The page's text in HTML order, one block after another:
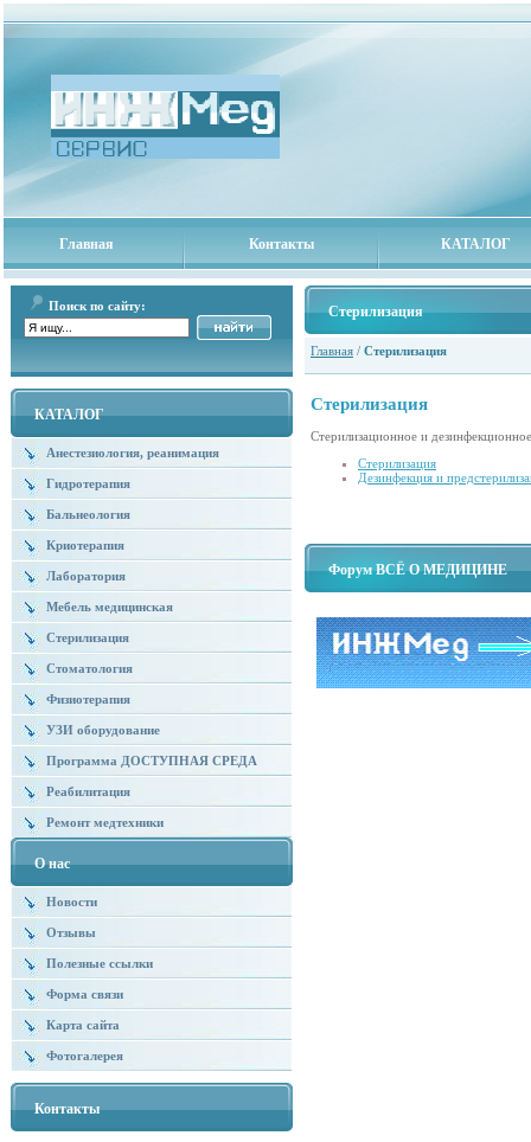
Главная Контакты КАТАЛОГ
Поиск по сайту:
КАТАЛОГ
Анестезиология, реанимация
Гидротерапия
Бальнеология
Криотерапия
Лаборатория
Мебель медицинская
Стерилизация
Стоматология
Физиотерапия
УЗИ оборудование
Программа ДОСТУПНАЯ СРЕДА
Реабилитация
Ремонт медтехники
О нас
Новости
Отзывы
Полезные ссылки
Форма связи
Карта сайта
Фотогалерея
Контакты
Стерилизация
Главная / Стерилизация
Стерилизация
Стерилизационное и
Стерилизация
Дезинфекция и
Форум ВСЁ О МЕДИЦИНЕ